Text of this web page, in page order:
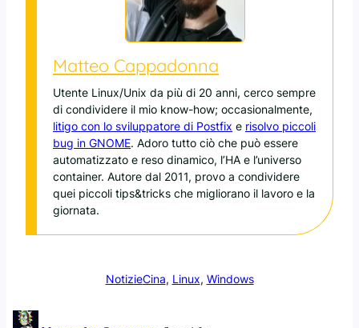
Matteo Cappadonna
Utente Linux/Unix da più di 20 anni, cerco sempre
di condividere il mio know-how; occasionalmente,
litigo con lo sviluppatore di Postfix e risolvo piccoli
bug in GNOME. Adoro tutto ciò che può essere
automatizzato e reso dinamico, l’HA e l’universo
container. Autore dal 2011, provo a condividere
quei piccoli tips&tricks che migliorano il lavoro e la
giornata.
NotizieCina, Linux, Windows